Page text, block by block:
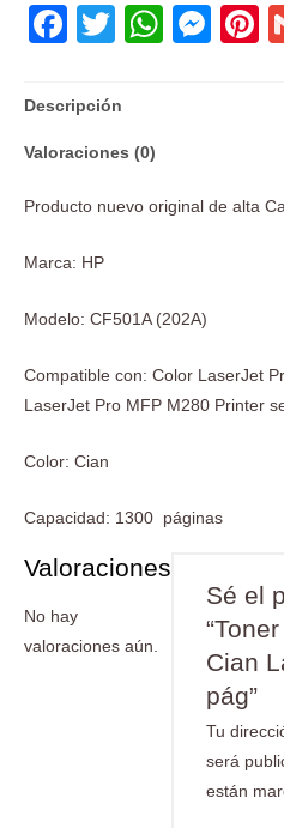
Facebook
Twitter
Descripción
Valoraciones (0)
Producto nuevo original de alta
Marca: HP
Modelo: CF501A (202A)
Compatible con: Color LaserJet
LaserJet Pro MFP M280 Printer
Color: Cian
Capacidad: 1300 páginas
Valoraciones
No hay
valoraciones aún.
Sé el
Cian
pág”
Tu
será
están